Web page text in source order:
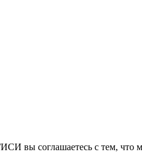
вы соглашаетесь с тем, что